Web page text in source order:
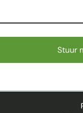
minibags – 3 stuks
Stuur